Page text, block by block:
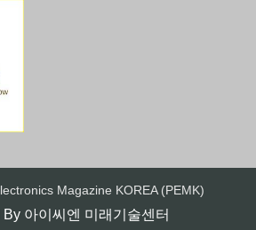
Magazine KOREA (PEMK)
By 아이씨엔 미래기술센터